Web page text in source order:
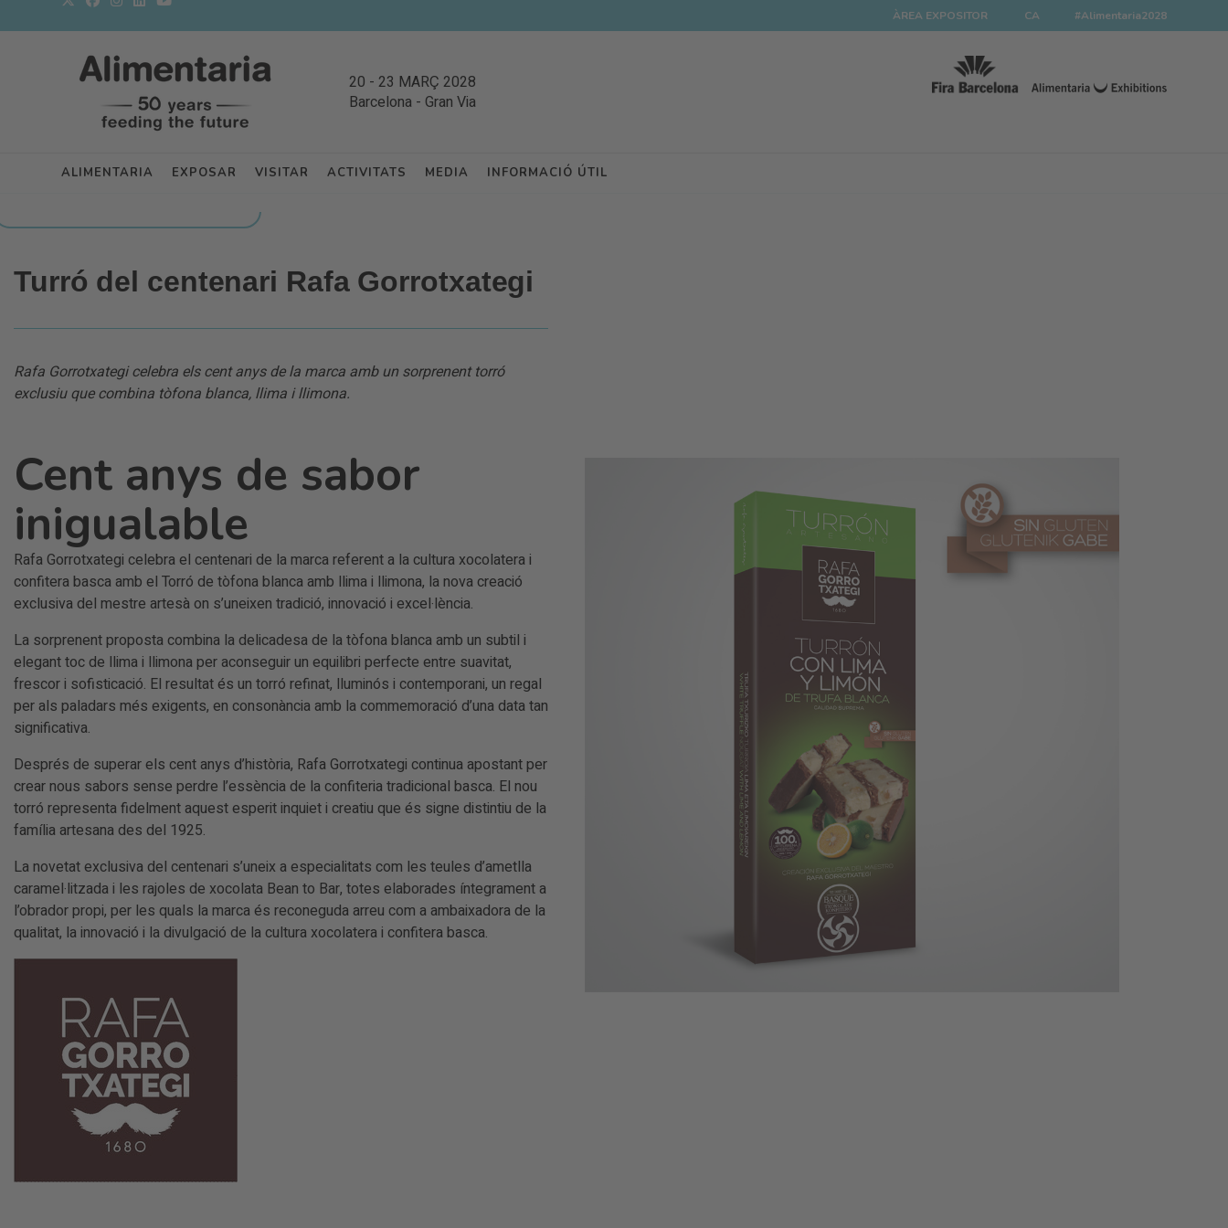
ÀREA EXPOSITOR CA #Alimentaria2028
20 - 23 MARÇ 2028
Barcelona - Gran Via
ALIMENTARIA EXPOSAR VISITAR ACTIVITATS MEDIA INFORMACIÓ ÚTIL
Turró del centenari Rafa Gorrotxategi
Rafa Gorrotxategi celebra els cent anys de la marca amb un sorprenent torró
exclusiu que combina tòfona blanca, llima i llimona.
Cent anys de sabor
inigualable
Rafa Gorrotxategi celebra el centenari de la marca referent a la cultura xocolatera i
confitera basca amb el Torró de tòfona blanca amb llima i llimona, la nova creació
exclusiva del mestre artesà on s’uneixen tradició, innovació i excel·lència.
La sorprenent proposta combina la delicadesa de la tòfona blanca amb un subtil i
elegant toc de llima i llimona per aconseguir un equilibri perfecte entre suavitat,
frescor i sofisticació. El resultat és un torró refinat, lluminós i contemporani, un regal
per als paladars més exigents, en consonància amb la commemoració d’una data tan
significativa.
Després de superar els cent anys d’història, Rafa Gorrotxategi continua apostant per
crear nous sabors sense perdre l’essència de la confiteria tradicional basca. El nou
torró representa fidelment aquest esperit inquiet i creatiu que és signe distintiu de la
família artesana des del 1925.
La novetat exclusiva del centenari s’uneix a especialitats com les teules d’ametlla
caramel·litzada i les rajoles de xocolata Bean to Bar, totes elaborades íntegrament a
l’obrador propi, per les quals la marca és reconeguda arreu com a ambaixadora de la
qualitat, la innovació i la divulgació de la cultura xocolatera i confitera basca.